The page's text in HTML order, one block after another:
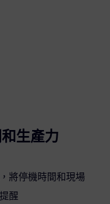
生產力
將停機時間和現場
醒